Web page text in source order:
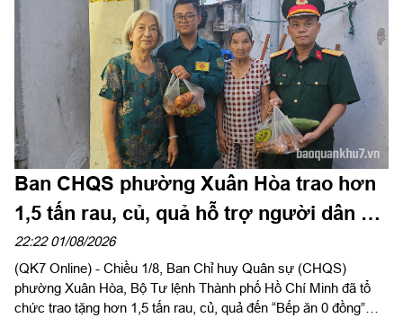
Ban CHQS phường Xuân Hòa trao hơn
1,5 tấn rau, củ, quả hỗ trợ người dân có
hoàn cảnh khó khăn
22:22 01/08/2026
(QK7 Online) - Chiều 1/8, Ban Chỉ huy Quân sự (CHQS)
phường Xuân Hòa, Bộ Tư lệnh Thành phố Hồ Chí Minh đã tổ
chức trao tặng hơn 1,5 tấn rau, củ, quả đến “Bếp ăn 0 đồng”